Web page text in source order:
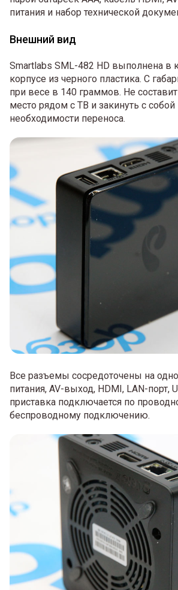
питания и набор технической
Внешний вид
Smartlabs SML-482 HD выполнена в
корпусе из черного пластика. С
при весе в 140 граммов. Не
место рядом с ТВ и закинуть с
необходимости переноса.
Все разъемы сосредоточены на
питания, AV-выход, HDMI, LAN-порт,
приставка подключается по
беспроводному подключению.